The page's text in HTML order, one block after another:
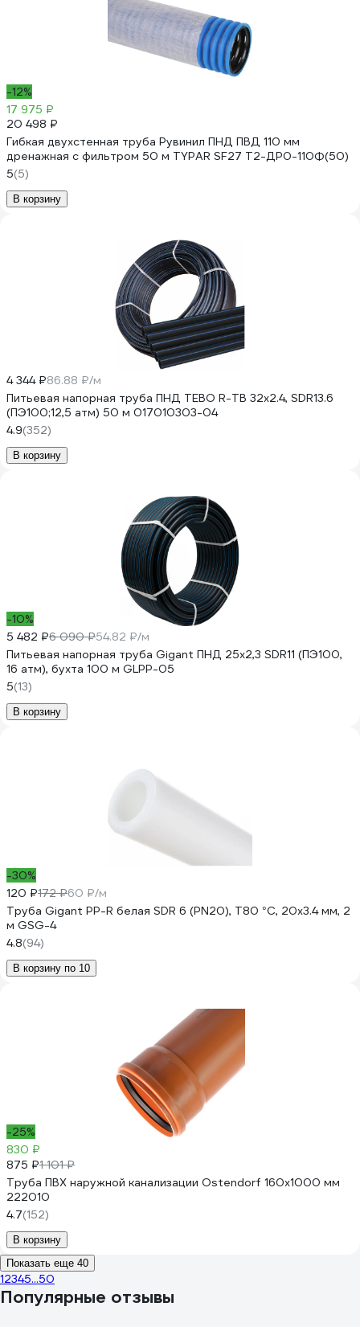
-12%
17 975 ₽
20 498 ₽
Гибкая двухстенная труба Рувинил ПНД ПВД 110 мм
дренажная с фильтром 50 м TYPAR SF27 Т2-ДР0-110Ф(50)
5(5)
В корзину
4 344 ₽86.88 ₽/м
Питьевая напорная труба ПНД TEBO R-TB 32x2.4, SDR13.6
(ПЭ100;12,5 атм) 50 м 017010303-04
4.9(352)
В корзину
-10%
5 482 ₽6 090 ₽54.82 ₽/м
Питьевая напорная труба Gigant ПНД 25х2,3 SDR11 (ПЭ100,
16 атм), бухта 100 м GLPP-05
5(13)
В корзину
-30%
120 ₽172 ₽60 ₽/м
Труба Gigant PP-R белая SDR 6 (PN20), T80 °С, 20x3.4 мм, 2
м GSG-4
4.8(94)
В корзину по 10
-25%
830 ₽
875 ₽1 101 ₽
Труба ПВХ наружной канализации Ostendorf 160х1000 мм
222010
4.7(152)
В корзину
Показать еще 40
12345...50
Популярные отзывы